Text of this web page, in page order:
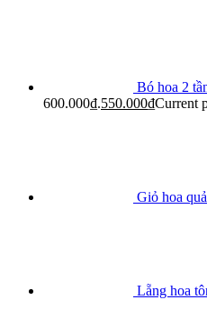
Bó hoa 2
600.000₫.550.000₫Current
Giỏ hoa
Lẵng hoa